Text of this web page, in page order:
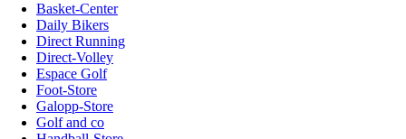
Basket-Center
Daily Bikers
Direct Running
Direct-Volley
Espace Golf
Foot-Store
Galopp-Store
Golf and co